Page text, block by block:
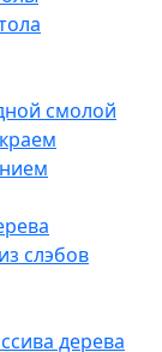
смолой
слэбов
дерева